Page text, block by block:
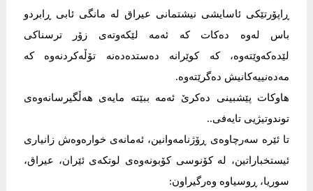
ڕاپۆرتێكی ئاسایشی نیشتمانی عیراق له‌ مانگی ئابی ڕابردو
باس له‌وه‌ ده‌كات كه‌ ئه‌مه‌ لێكه‌وته‌ی زۆر ترسناكی
لێده‌كه‌وێته‌وه‌، كه‌ كوێرانه‌ ده‌ستده‌ده‌نه‌ تۆڵه‌كردنه‌وه‌ كه‌
مه‌ده‌نییه‌كانیش ده‌گرێته‌وه‌.
هاوكات پێشبینی ده‌كرێ ئه‌مه‌ ببێته‌ مایه‌ی هه‌ڵگیرسانه‌وه‌ی
توندوتیژیی تایه‌فی..
تا ئێره‌ سه‌رچاوه‌ی ڕۆژنامه‌وانین، ئه‌مانه‌ی خواره‌وه‌ش زانیاری
ئیستخباراتین، له‌ كۆنوسی كۆبونه‌وه‌ی لوتكه‌ی ئێران، عیراق،
سوریا، ڕوسیاوه‌ وه‌رگیراون: